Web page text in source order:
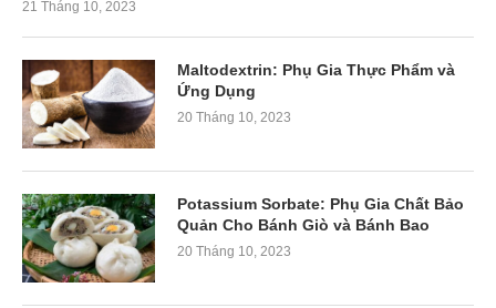
21 Tháng 10, 2023
Maltodextrin: Phụ Gia Thực Phẩm và
Ứng Dụng
20 Tháng 10, 2023
Potassium Sorbate: Phụ Gia Chất Bảo
Quản Cho Bánh Giò và Bánh Bao
20 Tháng 10, 2023